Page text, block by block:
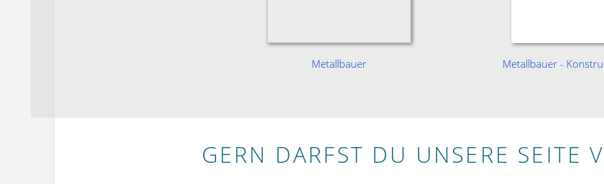
Metallbauer Metallbauer -
GERN DARFST DU UNSERE SEITE